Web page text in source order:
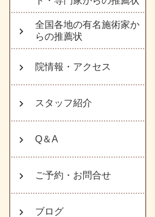
全国各地の有名施術家か
らの推薦状
院情報・アクセス
スタッフ紹介
Q＆A
ご予約・お問合せ
ブログ